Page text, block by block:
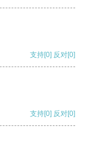
支持[0] 反对[0]
支持[0] 反对[0]